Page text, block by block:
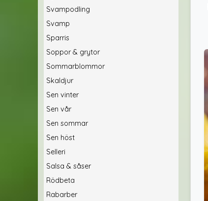
Svampodling
Svamp
Sparris
Soppor & grytor
Sommarblommor
Skaldjur
Sen vinter
Sen vår
Sen sommar
Sen höst
Selleri
Salsa & såser
Rödbeta
Rabarber